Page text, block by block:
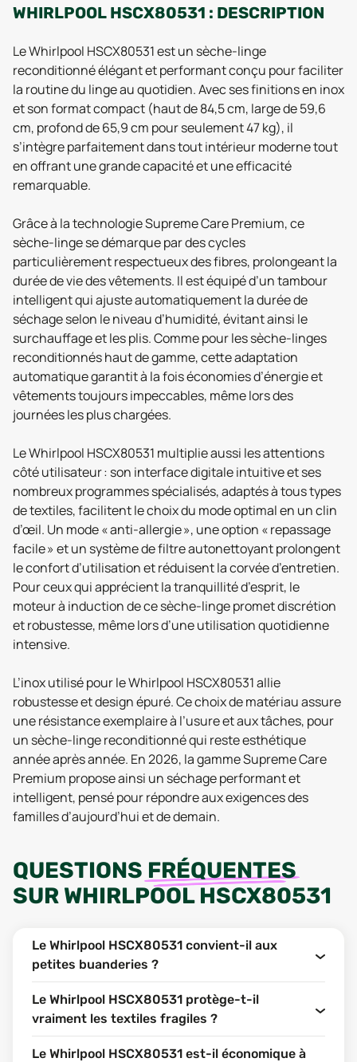
WHIRLPOOL HSCX80531 : DESCRIPTION
Le Whirlpool HSCX80531 est un sèche-linge
reconditionné élégant et performant conçu pour faciliter
la routine du linge au quotidien. Avec ses finitions en inox
et son format compact (haut de 84,5 cm, large de 59,6
cm, profond de 65,9 cm pour seulement 47 kg), il
s’intègre parfaitement dans tout intérieur moderne tout
en offrant une grande capacité et une efficacité
remarquable.
Grâce à la technologie Supreme Care Premium, ce
sèche-linge se démarque par des cycles
particulièrement respectueux des fibres, prolongeant la
durée de vie des vêtements. Il est équipé d’un tambour
intelligent qui ajuste automatiquement la durée de
séchage selon le niveau d’humidité, évitant ainsi le
surchauffage et les plis. Comme pour les sèche-linges
reconditionnés haut de gamme, cette adaptation
automatique garantit à la fois économies d’énergie et
vêtements toujours impeccables, même lors des
journées les plus chargées.
Le Whirlpool HSCX80531 multiplie aussi les attentions
côté utilisateur : son interface digitale intuitive et ses
nombreux programmes spécialisés, adaptés à tous types
de textiles, facilitent le choix du mode optimal en un clin
d’œil. Un mode « anti-allergie », une option « repassage
facile » et un système de filtre autonettoyant prolongent
le confort d’utilisation et réduisent la corvée d’entretien.
Pour ceux qui apprécient la tranquillité d’esprit, le
moteur à induction de ce sèche-linge promet discrétion
et robustesse, même lors d’une utilisation quotidienne
intensive.
L’inox utilisé pour le Whirlpool HSCX80531 allie
robustesse et design épuré. Ce choix de matériau assure
une résistance exemplaire à l’usure et aux tâches, pour
un sèche-linge reconditionné qui reste esthétique
année après année. En 2026, la gamme Supreme Care
Premium propose ainsi un séchage performant et
intelligent, pensé pour répondre aux exigences des
familles d’aujourd’hui et de demain.
QUESTIONS FRÉQUENTES
SUR WHIRLPOOL HSCX80531
Le Whirlpool HSCX80531 convient-il aux
petites buanderies ?
Le Whirlpool HSCX80531 protège-t-il
vraiment les textiles fragiles ?
Le Whirlpool HSCX80531 est-il économique à